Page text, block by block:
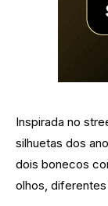
Inspirada no
silhuetas dos
dois bonecos
olhos,